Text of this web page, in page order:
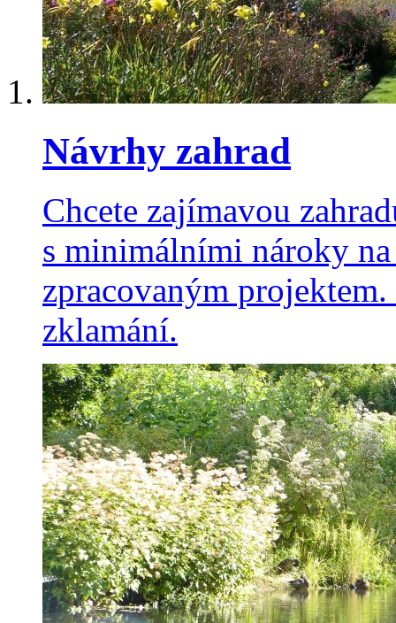
Návrhy zahrad
Chcete zajímavou
s minimálními nároky
zpracovaným projektem.
zklamání.